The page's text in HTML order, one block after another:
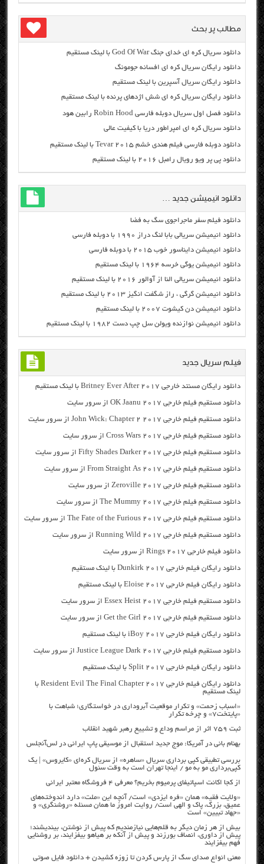
مطالب پر بحث
دانلود سریال کره ای خدای جنگ God Of War با لینک مستقیم
دانلود رایگان سریال کره ای افسانه جومونگ
دانلود رایگان سریال آسپرین با لینک مستقیم
دانلود رایگان سریال کره ای شش اژدهای پرنده با لینک مستقیم
دانلود فصل اول سریال دوبله فارسی Robin Hood رابین هود
دانلود سریال کره ای امپراطور دریا با کیفیت عالی
دانلود دوبله فارسی فیلم هندی خشم Tevar ۲۰۱۵ با لینک مستقیم
دانلود پی پر ویو رویال رامبل ۲۰۱۶ با لینک مستقیم
دانلود انیمیشن جدید …
دانلود فیلم سفر ماجراجوی سگ به فضا
دانلود انیمیشن سریالی بابا لنگ دراز ۱۹۹۰ با دوبله فارسی
دانلود انیمیشن دایناسور خوب ۲۰۱۵ با دوبله فارسی
دانلود انیمیشن یوگی خرسه ۱۹۶۴ با لینک مستقیم
دانلود انیمیشن سریالی النا از آوالور ۲۰۱۶ با لینک مستقیم
دانلود انیمیشن گرگی ، راز شگفت انگیز ۲۰۱۳ با لینک مستقیم
دانلود انیمیشن دن کیشوت ۲۰۰۷ با لینک مستقیم
دانلود انیمیشن نوازنده ویولن سل چپ دست ۱۹۸۲ با لینک مستقیم
فیلم سریال جدید
دانلود رایگان مسنتد خارجی Britney Ever After 2017 با لینک مستقیم
دانلود مستقیم فیلم خارجی OK Jaanu 2017 از سرور سایت
دانلود مستقیم فیلم خارجی John Wick: Chapter 2 2017 از سرور سایت
دانلود مستقیم فیلم خارجی Cross Wars 2017 از سرور سایت
دانلود مستقیم فیلم خارجی Fifty Shades Darker 2017 از سرور سایت
دانلود مستقیم فیلم خارجی From Straight As 2017 از سرور سایت
دانلود مستقیم فیلم خارجی Zeroville 2017 از سرور سایت
دانلود مستقیم فیلم خارجی The Mummy 2017 از سرور سایت
دانلود مستقیم فیلم خارجی The Fate of the Furious 2017 از سرور سایت
دانلود مستقیم فیلم خارجی Running Wild 2017 از سرور سایت
دانلود فیلم خارجی Rings 2017 از سرور سایت
دانلود رایگان فیلم خارجی Dunkirk 2017 با لینک مستقیم
دانلود رایگان فیلم خارجی Eloise 2017 با لینک مستقیم
دانلود مستقیم فیلم خارجی Essex Heist 2017 از سرور سایت
دانلود مستقیم فیلم خارجی Get the Girl 2017 از سرور سایت
دانلود رایگان فیلم خارجی iBoy 2017 با لینک مستقیم
دانلود مستقیم فیلم خارجی Justice League Dark 2017 از سرور سایت
دانلود رایگان فیلم خارجی Split 2017 با لینک مستقیم
دانلود رایگان فیلم خارجی Resident Evil The Final Chapter 2017 با
لینک مستقیم
«اسباب زحمت» و تکرار موقعیت آبروداری در خواستگاری؛ شباهت با
«پایتخت۷» و چرخه تکرار
ثبت ۷۵۹ اثر از مراسم وداع و تشییع رهبر شهید انقلاب
بهنام بانی در آمریکا: موج جدید استقبال از موسیقی پاپ ایرانی در لس‌آنجلس
بررسی تطبیقی کپی برداری سریال «ساهره» از سریال کره‌ای «کایروس» | یک
کپی‌برداری مو به مو / اینجا تهران است به وقت سئول
از کجا اکانت اسپاتیفای پرمیوم بخریم؟ معرفی ۴ فروشگاه معتبر ایرانی
«ولایت فقیه» همان «فره ایزدی» است/ آنچه این «ملت» دارد اندوخته‌های
عمیق، بزرگ، پاک و الهی است/ روایت امروز ما همان مسئله «روشنگری» و
«جهاد تبیین» است
بیش از هر زمان دیگر به قلم‌هایی نیازمندیم که پیش از نوشتن، بیندیشند؛
پیش از داوری، انصاف بورزند و پیش از آنکه بر هیاهو بیفزایند، بر روشنایی
فهم بیفزایند
معنی انواع صدای سگ از پارس کردن تا زوزه کشیدن + دانلود فایل صوتی